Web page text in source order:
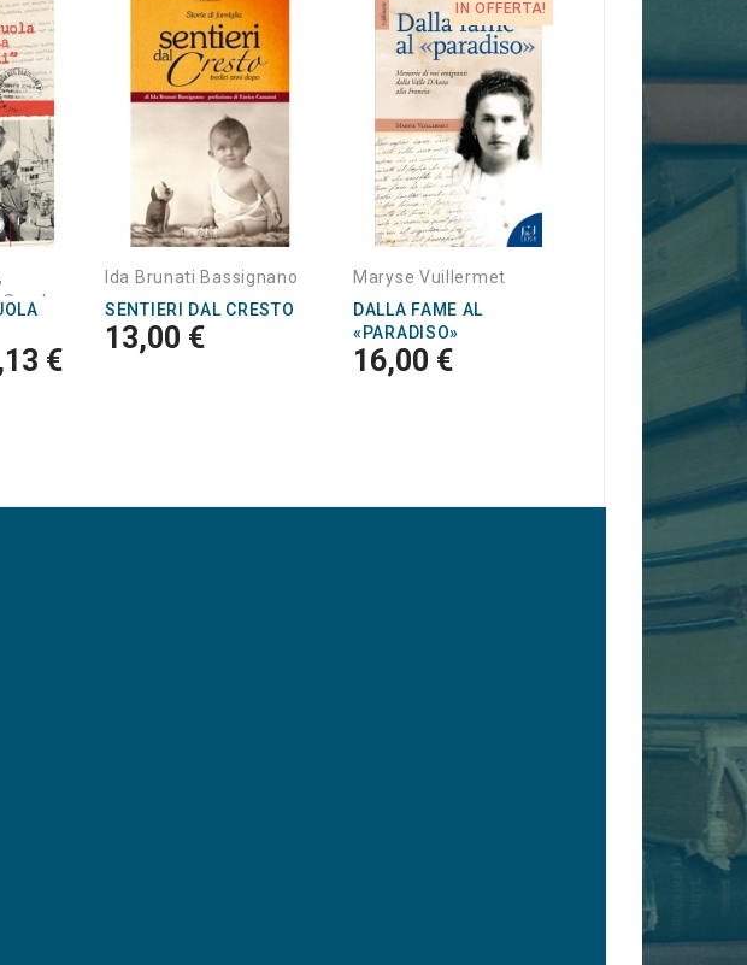
€
Ida Brunati Bassignano
SENTIERI DAL CRESTO
13,00 €
IN OFFERTA!
Maryse Vuillermet
DALLA FAME AL
«PARADISO»
16,00 €
Daniela Cassini
Clarke
PROTAGONISTE